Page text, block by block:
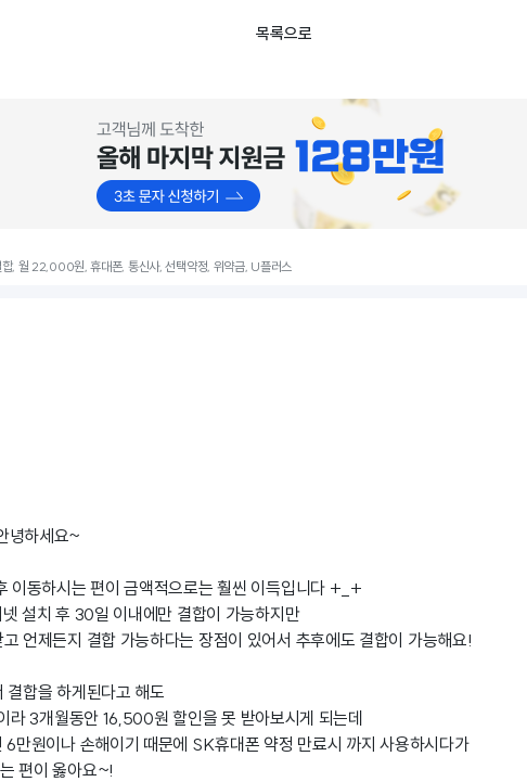
목록으로
, 월 22,000원, 휴대폰, 통신사, 선택약정, 위약금, U플러스
녕하세요~
이동하시는 편이 금액적으로는 훨씬 이득입니다 +_+
설치 후 30일 이내에만 결합이 가능하지만
언제든지 결합 가능하다는 장점이 있어서 추후에도 결합이 가능해요!
합을 하게된다고 해도
3개월동안 16,500원 할인을 못 받아보시게 되는데
만원이나 손해이기 때문에 SK휴대폰 약정 만료시 까지 사용하시다가
편이 옳아요~!